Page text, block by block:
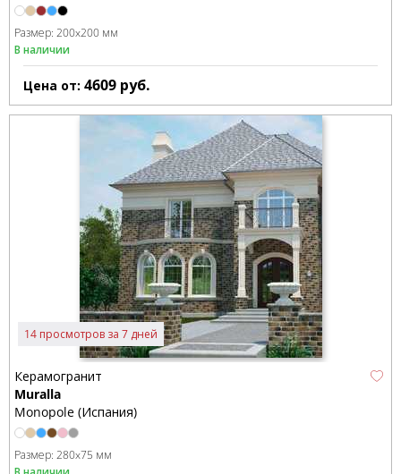
Размер: 200x200 мм
В наличии
Цена от: 4609 руб.
14 просмотров за 7 дней
Керамогранит
Muralla
Monopole (Испания)
Размер: 280x75 мм